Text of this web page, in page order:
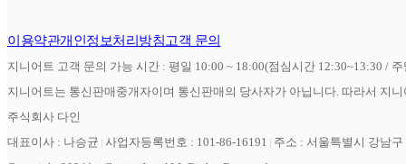
이용약관개인정보처리방침고객 문의
지니어트 고객 문의 가능 시간 : 평일 10:00 ~ 18:00(점심시간 12:30~13:30 /
지니어트는 통신판매중개자이며 통신판매의 당사자가 아닙니다. 따라서 지
주식회사 다인
대표이사 : 나승균 사업자등록번호 : 101-86-16191
주소 : 서울특별시 강남